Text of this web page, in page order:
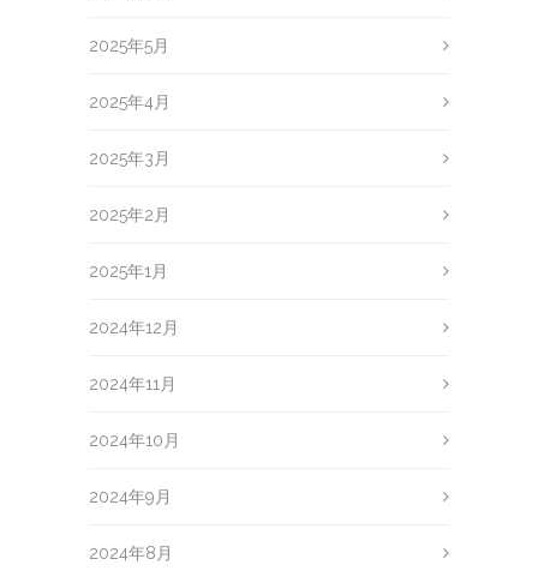
2025年5月
2025年4月
2025年3月
2025年2月
2025年1月
2024年12月
2024年11月
2024年10月
2024年9月
2024年8月